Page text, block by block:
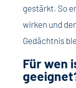
gestärkt. So
wirken und
Gedächtnis
Für wen